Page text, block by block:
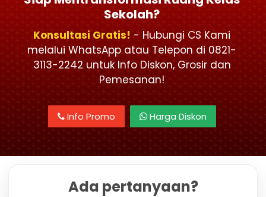
Sekolah?
Konsultasi Gratis! - Hubungi CS Kami
melalui WhatsApp atau Telepon di 0821-
3113-2242 untuk Info Diskon, Grosir dan
Pemesanan!
Info Promo Harga Diskon
Ada pertanyaan?